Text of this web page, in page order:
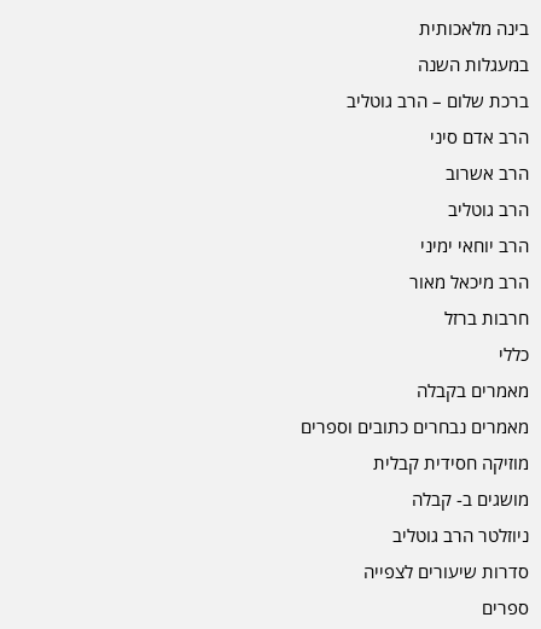
בינה מלאכותית
במעגלות השנה
ברכת שלום – הרב גוטליב
הרב אדם סיני
הרב אשרוב
הרב גוטליב
הרב יוחאי ימיני
הרב מיכאל מאור
חרבות ברזל
כללי
מאמרים בקבלה
מאמרים נבחרים כתובים וספרים
מוזיקה חסידית קבלית
מושגים ב- קבלה
ניוזלטר הרב גוטליב
סדרות שיעורים לצפייה
ספרים